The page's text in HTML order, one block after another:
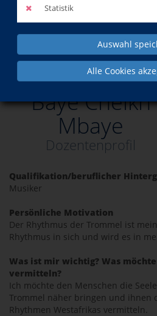
Statistik
Auswahl
Alle Cookies
Dozent*innen
Baye Cheikh
Mbaye
Dozentenprofil
Qualifikation/beruflicher
Musiker
Persönliche Motivation
Der Rhythmus der Trommel ist
Rhythmus in sich und wird es in
Was ist mir wichtig? Was
vermitteln?
Ich möchte den Menschen die
Trommel näher bringen und ihnen
Rhythmen Westafrikas vermitteln.